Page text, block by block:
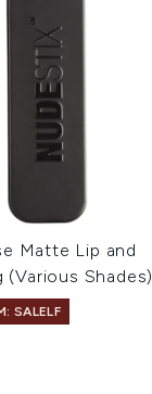
Matte Lip and
(Various Shades)
SALELF